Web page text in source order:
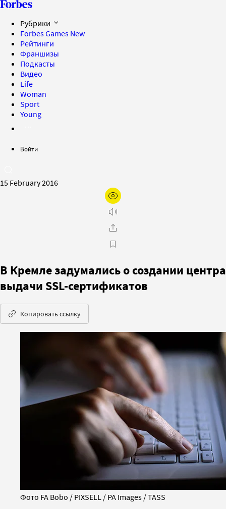
Рубрики
Forbes Games New
Рейтинги
Франшизы
Подкасты
Видео
Life
Woman
Sport
Young
Войти
15 February 2016
В Кремле задумались о создании центра
выдачи SSL-сертификатов
Копировать ссылку
Фото FA Bobo / PIXSELL / PA Images / TASS